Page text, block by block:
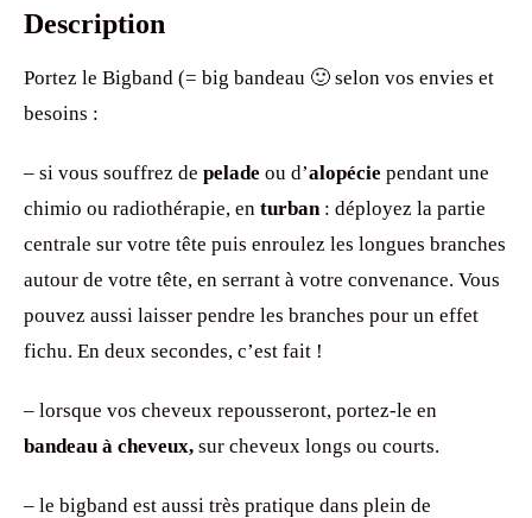
Description
Portez le Bigband (= big bandeau 🙂 selon vos envies et
besoins :
– si vous souffrez de pelade ou d’alopécie pendant une
chimio ou radiothérapie, en turban: déployez la partie
centrale sur votre tête puis enroulez les longues branches
autour de votre tête, en serrant à votre convenance. Vous
pouvez aussi laisser pendre les branches pour un effet
fichu. En deux secondes, c’est fait !
– lorsque vos cheveux repousseront, portez-le en
bandeau à cheveux, sur cheveux longs ou courts.
– le bigband est aussi très pratique dans plein de